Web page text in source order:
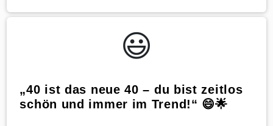
😃️
„40 ist das neue 40 – du bist zeitlos
schön und immer im Trend!“ 😄🌟